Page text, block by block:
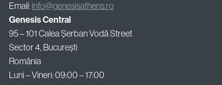
Email: info@genesisathens.ro
Genesis Central
95 – 101 Calea Șerban Vodă Street
Sector 4, București
România
Luni – Vineri: 09:00 – 17:00